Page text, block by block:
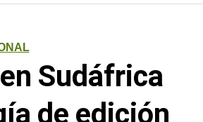
Sudáfrica
de edición